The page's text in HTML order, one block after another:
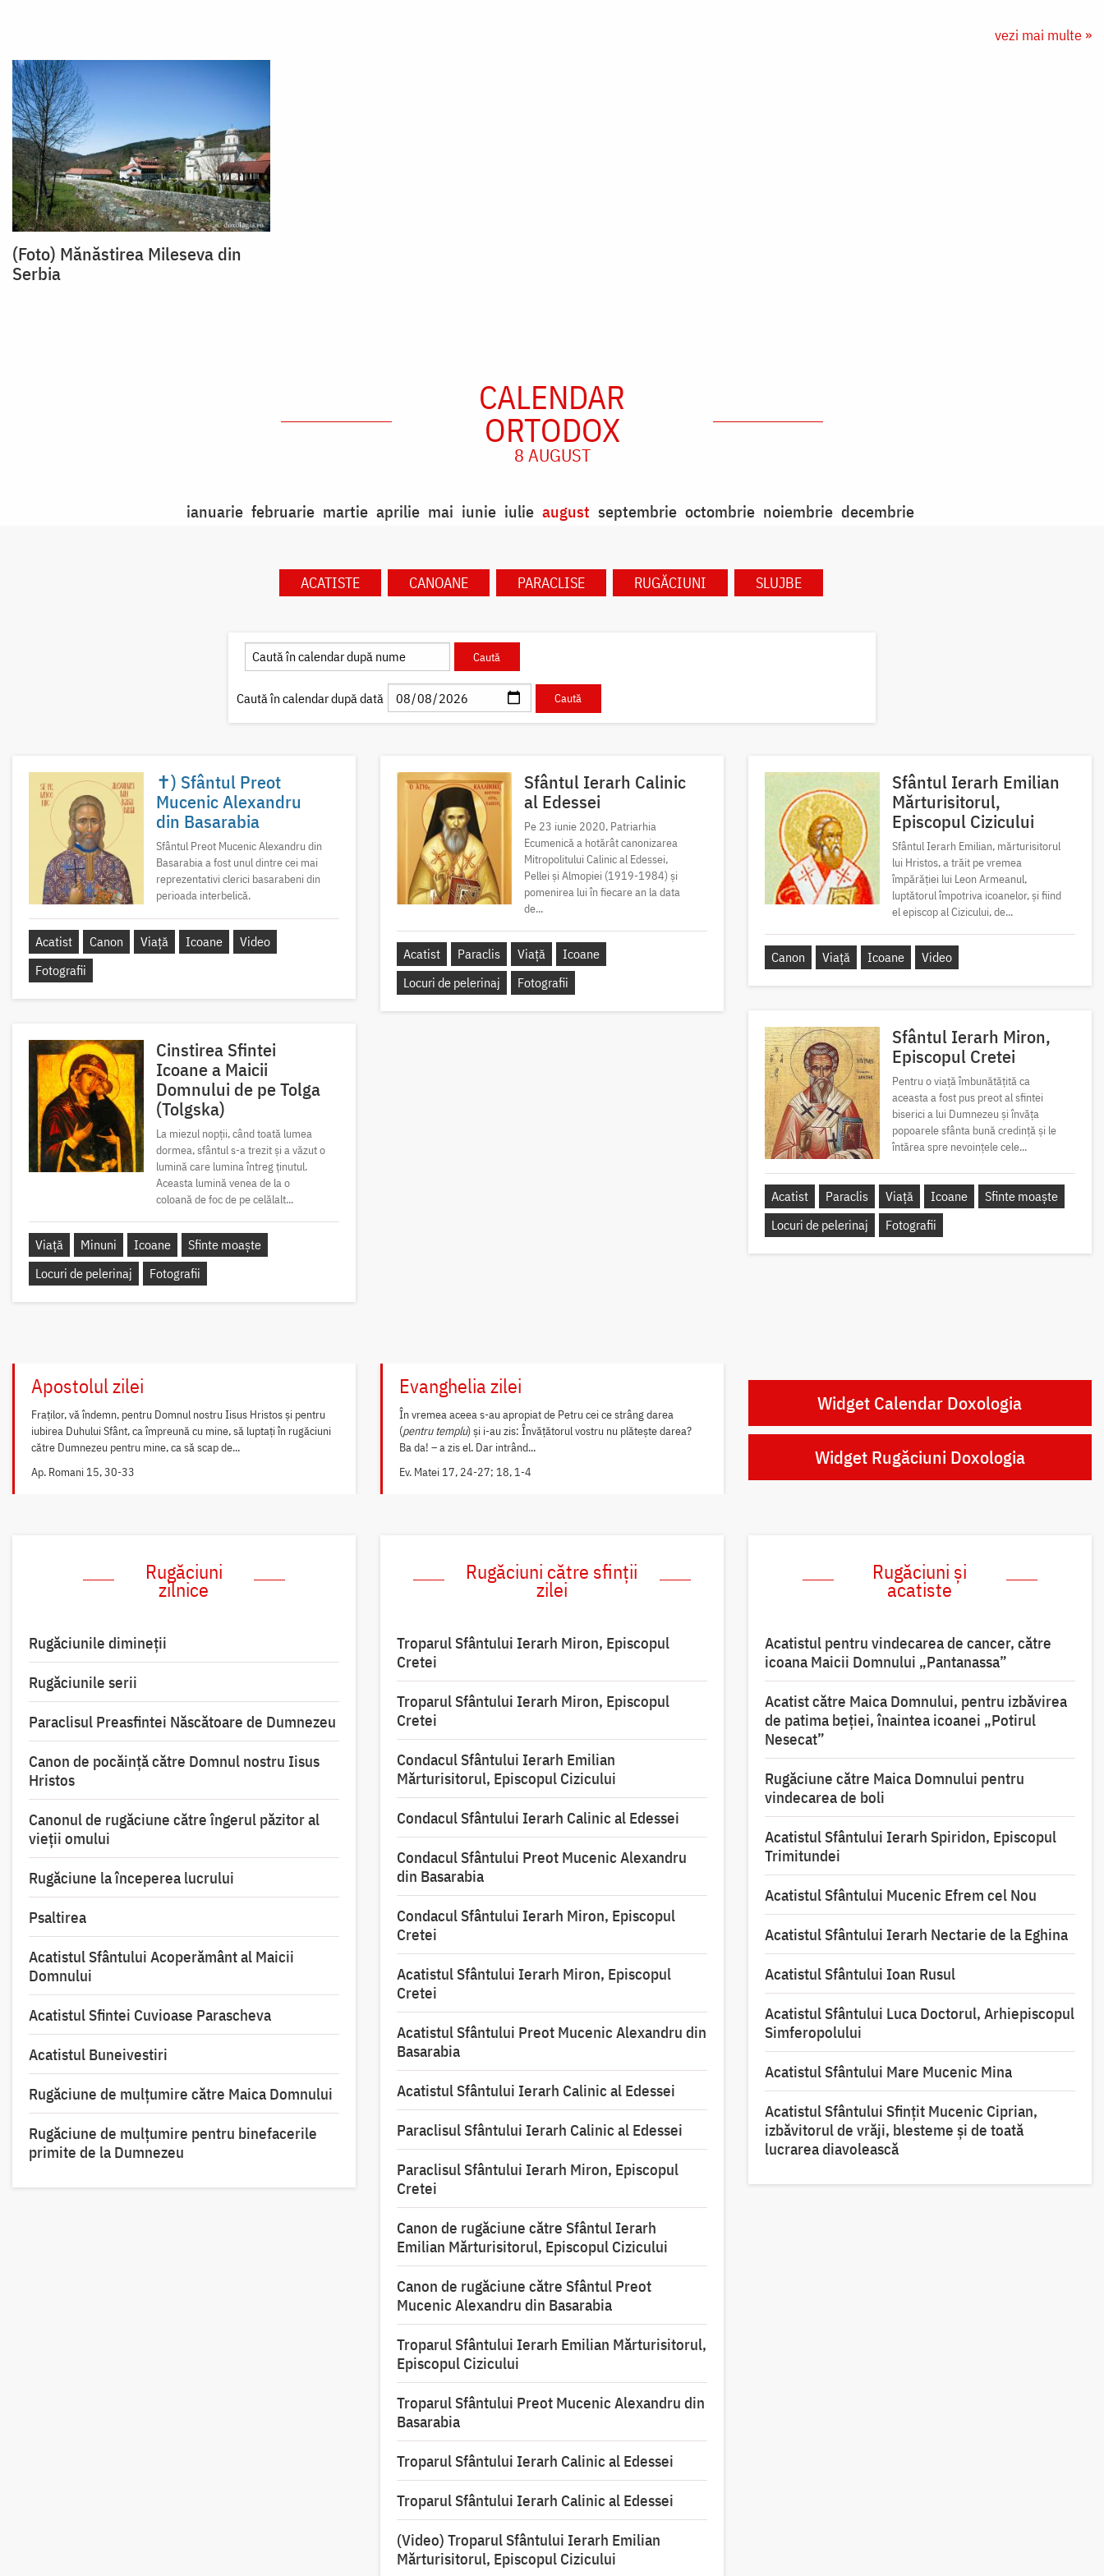
vezi mai multe »
(Foto) Mănăstirea Mileseva din
Serbia
CALENDAR
ORTODOX
8 AUGUST
ianuarie februarie martie aprilie mai iunie iulie august septembrie octombrie noiembrie decembrie
ACATISTE CANOANE PARACLISE RUGĂCIUNI SLUJBE
Caută în calendar după dată
✝) Sfântul Preot
Mucenic Alexandru
din Basarabia
Sfântul Preot Mucenic Alexandru din
Basarabia a fost unul dintre cei mai
reprezentativi clerici basarabeni din
perioada interbelică.
Acatist Canon Viață Icoane
Video
Fotografii
Sfântul Ierarh Calinic
al Edessei
Pe 23 iunie 2020, Patriarhia
Ecumenică a hotărât canonizarea
Mitropolitului Calinic al Edessei,
Pellei și Almopiei (1919-1984) și
pomenirea lui în fiecare an la data
de...
Acatist Paraclis Viață
Icoane
Locuri de pelerinaj
Fotografii
Sfântul Ierarh Emilian
Mărturisitorul,
Episcopul Cizicului
Sfântul Ierarh Emilian, mărturisitorul
lui Hristos, a trăit pe vremea
împărăției lui Leon Armeanul,
luptătorul împotriva icoanelor, și fiind
el episcop al Cizicului, de...
Canon Viață Icoane Video
Sfântul Ierarh Miron,
Episcopul Cretei
Pentru o viață îmbunătățită ca
aceasta a fost pus preot al sfintei
biserici a lui Dumnezeu și învăța
popoarele sfânta bună credință și le
întărea spre nevoințele cele...
Acatist Paraclis Viață Icoane
Sfinte moaște
Locuri de pelerinaj
Fotografii
Cinstirea Sfintei
Icoane a Maicii
Domnului de pe Tolga
(Tolgska)
La miezul nopții, când toată lumea
dormea, sfântul s-a trezit și a văzut o
lumină care lumina întreg ținutul.
Aceasta lumină venea de la o
coloană de foc de pe celălalt...
Viață Minuni Icoane
Sfinte moaște
Locuri de pelerinaj
Fotografii
Apostolul zilei
Fraților, vă îndemn, pentru Domnul nostru Iisus Hristos și pentru
iubirea Duhului Sfânt, ca împreună cu mine, să luptați în rugăciuni
către Dumnezeu pentru mine, ca să scap de...
Ap. Romani 15, 30-33
Evanghelia zilei
În vremea aceea s-au apropiat de Petru cei ce strâng darea
(pentru templu) și i-au zis: Învățătorul vostru nu plătește darea?
Ba da! – a zis el. Dar intrând...
Ev. Matei 17, 24-27; 18, 1-4
Widget Calendar Doxologia
Widget Rugăciuni Doxologia
Rugăciuni
zilnice
Rugăciunile dimineții
Rugăciunile serii
Paraclisul Preasfintei Născătoare de Dumnezeu
Canon de pocăință către Domnul nostru Iisus
Hristos
Canonul de rugăciune către îngerul păzitor al
vieții omului
Rugăciune la începerea lucrului
Psaltirea
Acatistul Sfântului Acoperământ al Maicii
Domnului
Acatistul Sfintei Cuvioase Parascheva
Acatistul Buneivestiri
Rugăciune de mulţumire către Maica Domnului
Rugăciune de mulțumire pentru binefacerile
primite de la Dumnezeu
Rugăciuni către sfinții
zilei
Troparul Sfântului Ierarh Miron, Episcopul
Cretei
Troparul Sfântului Ierarh Miron, Episcopul
Cretei
Condacul Sfântului Ierarh Emilian
Mărturisitorul, Episcopul Cizicului
Condacul Sfântului Ierarh Calinic al Edessei
Condacul Sfântului Preot Mucenic Alexandru
din Basarabia
Condacul Sfântului Ierarh Miron, Episcopul
Cretei
Acatistul Sfântului Ierarh Miron, Episcopul
Cretei
Acatistul Sfântului Preot Mucenic Alexandru din
Basarabia
Acatistul Sfântului Ierarh Calinic al Edessei
Paraclisul Sfântului Ierarh Calinic al Edessei
Paraclisul Sfântului Ierarh Miron, Episcopul
Cretei
Canon de rugăciune către Sfântul Ierarh
Emilian Mărturisitorul, Episcopul Cizicului
Canon de rugăciune către Sfântul Preot
Mucenic Alexandru din Basarabia
Troparul Sfântului Ierarh Emilian Mărturisitorul,
Episcopul Cizicului
Troparul Sfântului Preot Mucenic Alexandru din
Basarabia
Troparul Sfântului Ierarh Calinic al Edessei
Troparul Sfântului Ierarh Calinic al Edessei
(Video) Troparul Sfântului Ierarh Emilian
Mărturisitorul, Episcopul Cizicului
Rugăciuni și
acatiste
Acatistul pentru vindecarea de cancer, către
icoana Maicii Domnului „Pantanassa”
Acatist către Maica Domnului, pentru izbăvirea
de patima beției, înaintea icoanei „Potirul
Nesecat”
Rugăciune către Maica Domnului pentru
vindecarea de boli
Acatistul Sfântului Ierarh Spiridon, Episcopul
Trimitundei
Acatistul Sfântului Mucenic Efrem cel Nou
Acatistul Sfântului Ierarh Nectarie de la Eghina
Acatistul Sfântului Ioan Rusul
Acatistul Sfântului Luca Doctorul, Arhiepiscopul
Simferopolului
Acatistul Sfântului Mare Mucenic Mina
Acatistul Sfântului Sfințit Mucenic Ciprian,
izbăvitorul de vrăji, blesteme și de toată
lucrarea diavolească